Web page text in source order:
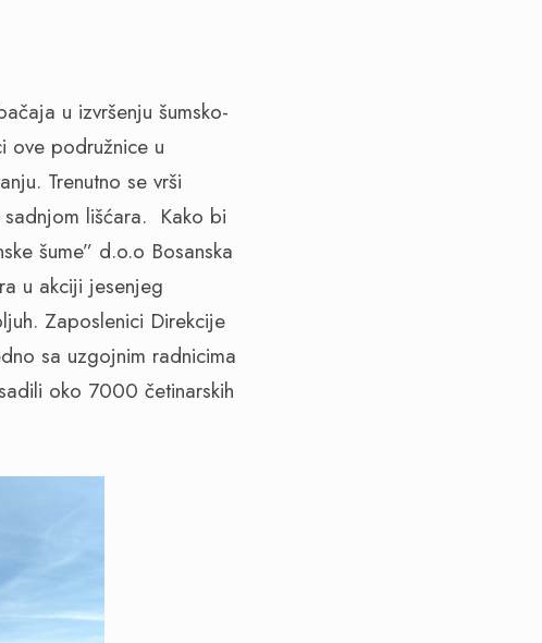
u izvršenju šumsko-
ove podružnice u
Trenutno se vrši
lišćara. Kako bi
šume” d.o.o Bosanska
u akciji jesenjeg
Zaposlenici Direkcije
sa uzgojnim radnicima
oko 7000 četinarskih